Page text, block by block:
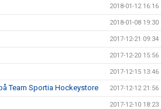
2018-01-12 16:16
2018-01-08 19:30
2017-12-21 09:34
2017-12-20 15:56
2017-12-15 13:46
Team Sportia Hockeystore 2017-12-12 21:56
2017-12-10 18:23